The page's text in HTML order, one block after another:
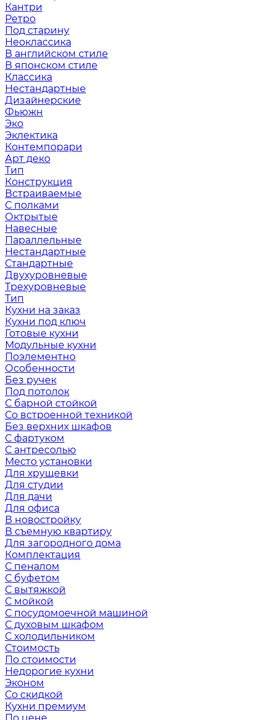
Кантри
Ретро
Под старину
Неоклассика
В английском стиле
В японском стиле
Классика
Нестандартные
Дизайнерские
Фьюжн
Эко
Эклектика
Контемпорари
Арт деко
Тип
Конструкция
Встраиваемые
С полками
Октрытые
Навесные
Параллельные
Нестандартные
Стандартные
Двухуровневые
Трехуровневые
Тип
Кухни на заказ
Кухни под ключ
Готовые кухни
Модульные кухни
Поэлементно
Особенности
Без ручек
Под потолок
С барной стойкой
Со встроенной техникой
Без верхних шкафов
С фартуком
С антресолью
Место установки
Для хрущевки
Для студии
Для дачи
Для офиса
В новостройку
В съемную квартиру
Для загородного дома
Комплектация
С пеналом
С буфетом
С вытяжкой
С мойкой
С посудомоечной машиной
С духовым шкафом
С холодильником
Стоимость
По стоимости
Недорогие кухни
Эконом
Со скидкой
Кухни премиум